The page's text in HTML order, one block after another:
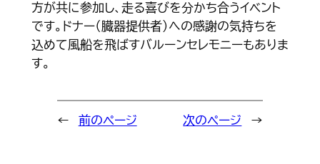
方が共に参加し、走る喜びを分かち合うイベント
です。ドナー（臓器提供者）への感謝の気持ちを
込めて風船を飛ばすバルーンセレモニーもありま
す。
← 前のページ 次のページ →